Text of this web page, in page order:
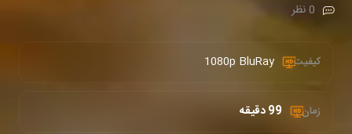
0 نظر
کیفیت : 1080p BluRay
زمان : 99 دقیقه